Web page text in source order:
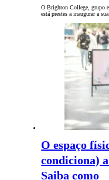
O Brighton College, grupo
está prestes a inaugurar a
O espaço
condiciona)
Saiba como